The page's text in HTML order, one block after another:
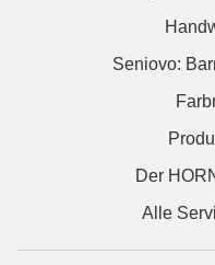
Seniovo:
Der
Alle